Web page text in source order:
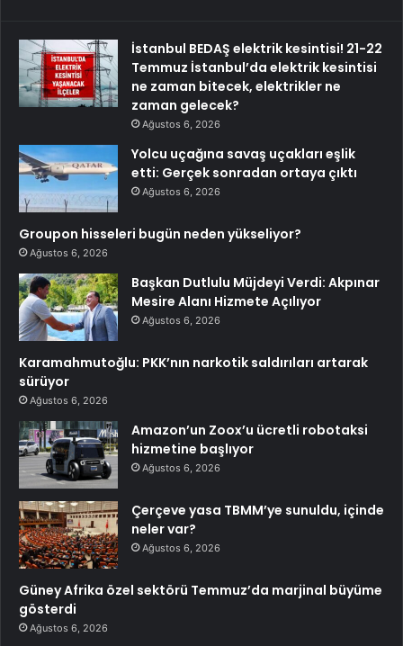
İstanbul BEDAŞ elektrik kesintisi! 21-22
Temmuz İstanbul’da elektrik kesintisi
ne zaman bitecek, elektrikler ne
zaman gelecek?
Ağustos 6, 2026
Yolcu uçağına savaş uçakları eşlik
etti: Gerçek sonradan ortaya çıktı
Ağustos 6, 2026
Groupon hisseleri bugün neden yükseliyor?
Ağustos 6, 2026
Başkan Dutlulu Müjdeyi Verdi: Akpınar
Mesire Alanı Hizmete Açılıyor
Ağustos 6, 2026
Karamahmutoğlu: PKK’nın narkotik saldırıları artarak
sürüyor
Ağustos 6, 2026
Amazon’un Zoox’u ücretli robotaksi
hizmetine başlıyor
Ağustos 6, 2026
Çerçeve yasa TBMM’ye sunuldu, içinde
neler var?
Ağustos 6, 2026
Güney Afrika özel sektörü Temmuz’da marjinal büyüme
gösterdi
Ağustos 6, 2026